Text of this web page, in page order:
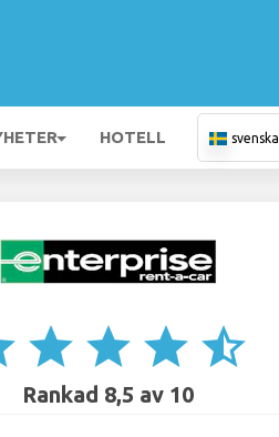
HOTELL svenska
star star star star_half
Rankad 8,5 av 10